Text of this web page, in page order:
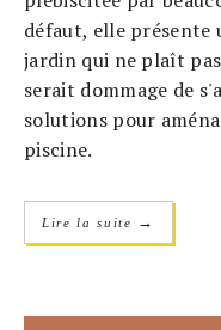
défaut, elle présente
jardin qui ne plaît
serait dommage de
solutions pour
piscine.
Lire la suite →